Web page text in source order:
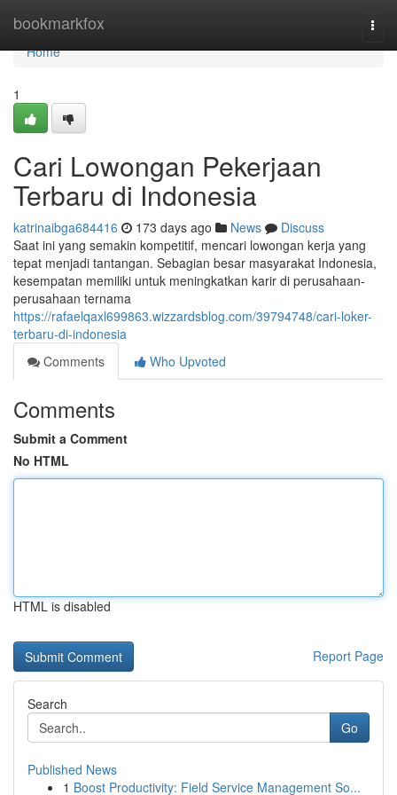
bookmarkfox
Home
Home
1
Cari Lowongan Pekerjaan
Terbaru di Indonesia
katrinaibga684416 173 days ago News
Discuss
Saat ini yang semakin kompetitif, mencari lowongan kerja yang
tepat menjadi tantangan. Sebagian besar masyarakat Indonesia,
kesempatan memiliki untuk meningkatkan karir di perusahaan-
perusahaan ternama
https://rafaelqaxl699863.wizzardsblog.com/39794748/cari-loker-
terbaru-di-indonesia
Comments
Who Upvoted
Comments
Submit a Comment
No HTML
HTML is disabled
Report Page
Search
Go
Published News
1 Boost Productivity: Field Service Management So...